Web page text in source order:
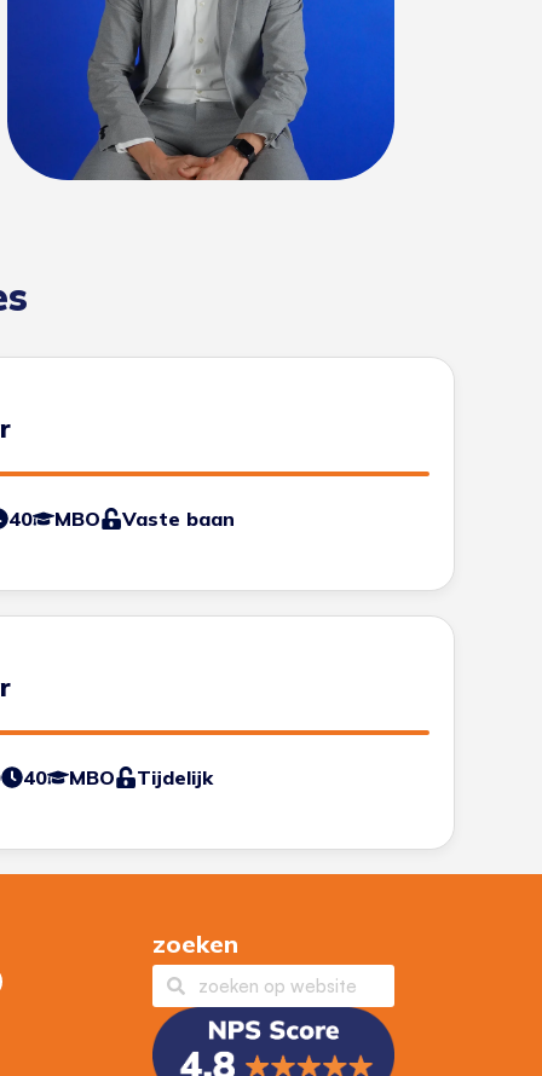
40 MBO Vaste baan
40 MBO Tijdelijk
zoeken